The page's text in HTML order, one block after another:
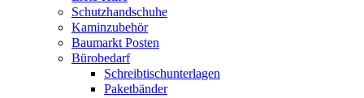
Schutzhandschuhe
Kaminzubehör
Baumarkt Posten
Bürobedarf
Schreibtischunterlagen
Paketbänder